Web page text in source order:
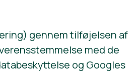
gennem tilføjelsen af
med de
og Googles